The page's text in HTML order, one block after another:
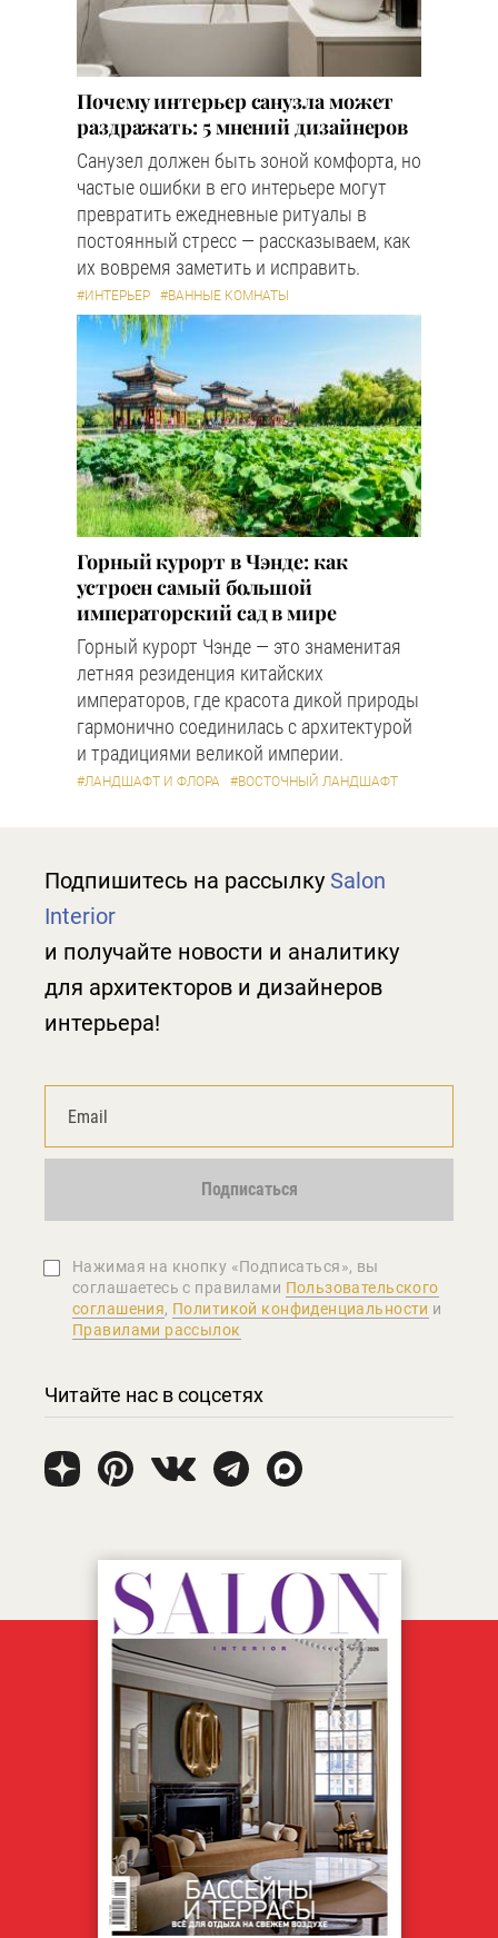
Почему интерьер санузла может
раздражать: 5 мнений дизайнеров
Санузел должен быть зоной комфорта, но
частые ошибки в его интерьере могут
превратить ежедневные ритуалы в
постоянный стресс — рассказываем, как
их вовремя заметить и исправить.
#ИНТЕРЬЕР #ВАННЫЕ КОМНАТЫ
Горный курорт в Чэнде: как
устроен самый большой
императорский сад в мире
Горный курорт Чэнде — это знаменитая
летняя резиденция китайских
императоров, где красота дикой природы
гармонично соединилась с архитектурой
и традициями великой империи.
#ЛАНДШАФТ И ФЛОРА #ВОСТОЧНЫЙ ЛАНДШАФТ
Подпишитесь на рассылку Salon
Interior
и получайте новости и аналитику
для архитекторов и дизайнеров
интерьера!
Подписаться
Нажимая на кнопку «Подписаться», вы
соглашаетеcь с правилами Пользовательского
соглашения, Политикой конфиденциальности и
Правилами рассылок
Читайте нас в соцсетях